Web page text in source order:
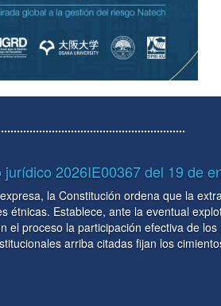
19 de enero 2026 sobre la
que la extracción de recursos
explotación de recursos en los
de los representantes de las
los cimientos de la consulta previa en ...